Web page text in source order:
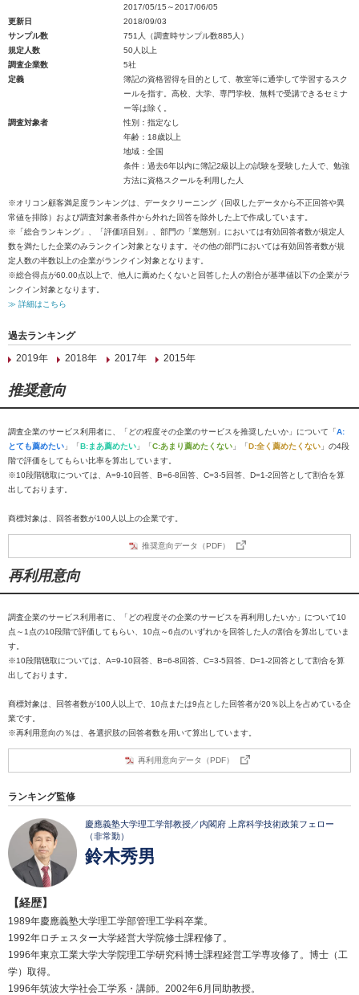
2017/05/15～2017/06/05
更新日
2018/09/03
サンプル数
751人（調査時サンプル数885人）
規定人数
50人以上
調査企業数
5社
定義
簿記の資格習得を目的として、教室等に通学して学習するスク
ールを指す。高校、大学、専門学校、無料で受講できるセミナ
ー等は除く。
調査対象者
性別：指定なし
年齢：18歳以上
地域：全国
条件：過去6年以内に簿記2級以上の試験を受験した人で、勉強
方法に資格スクールを利用した人
※オリコン顧客満足度ランキングは、データクリーニング（回収したデータから不正回答や異
常値を排除）および調査対象者条件から外れた回答を除外した上で作成しています。
※「総合ランキング」、「評価項目別」、部門の「業態別」においては有効回答者数が規定人
数を満たした企業のみランクイン対象となります。その他の部門においては有効回答者数が規
定人数の半数以上の企業がランクイン対象となります。
※総合得点が60.00点以上で、他人に薦めたくないと回答した人の割合が基準値以下の企業がラ
ンクイン対象となります。
≫ 詳細はこちら
過去ランキング
2019年
2018年 2017年 2015年
推奨意向
調査企業のサービス利用者に、「どの程度その企業のサービスを推奨したいか」について「A:
とても薦めたい 」「B:まあ薦めたい 」「C:あまり薦めたくない 」「D:全く薦めたくない 」の4段
階で評価をしてもらい比率を算出しています。
※10段階聴取については、A=9-10回答、B=6-8回答、C=3-5回答、D=1-2回答として割合を算
出しております。
商標対象は、回答者数が100人以上の企業です。
推奨意向データ（PDF）
再利用意向
調査企業のサービス利用者に、「どの程度その企業のサービスを再利用したいか」について10
点～1点の10段階で評価してもらい、10点～6点のいずれかを回答した人の割合を算出していま
す。
※10段階聴取については、A=9-10回答、B=6-8回答、C=3-5回答、D=1-2回答として割合を算
出しております。
商標対象は、回答者数が100人以上で、10点または9点とした回答者が20％以上を占めている企
業です。
※再利用意向の％は、各選択肢の回答者数を用いて算出しています。
再利用意向データ（PDF）
ランキング監修
慶應義塾大学理工学部教授／内閣府 上席科学技術政策フェロー
（非常勤）
鈴木秀男
【経歴】
1989年慶應義塾大学理工学部管理工学科卒業。
1992年ロチェスター大学経営大学院修士課程修了。
1996年東京工業大学大学院理工学研究科博士課程経営工学専攻修了。博士（工
学）取得。
1996年筑波大学社会工学系・講師。2002年6月同助教授。